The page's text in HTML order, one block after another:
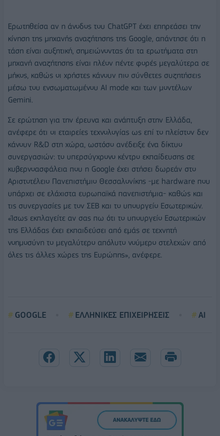
Ερωτηθείσα αν η άνοδος του ChatGPT έχει επηρεάσει την
κίνηση της μηχανής αναζήτησης της Google, απάντησε ότι η
τάση είναι αυξητική, σημειώνοντας ότι τα ερωτήματα στη
μηχανή αναζήτησης είναι πλέον πέντε φορές μεγαλύτερα σε
μήκος, καθώς οι χρήστες κάνουν πιο σύνθετες συζητήσεις
μέσω του ενσωματωμένου AI mode και των μοντέλων
Gemini.
Σε ερώτηση για την έρευνα και ανάπτυξη στην Ελλάδα,
ανέφερε ότι οι εταιρείες τεχνολογίας ως επί το πλείστον δεν
κάνουν R&D στη χώρα, ωστόσο ανέδειξε ένα δίκτυο
συνεργασιών: το υπερσύγχρονο κέντρο εκπαίδευσης σε
κυβερνοασφάλεια που η Google έχει στήσει δωρεάν στο
Αριστοτέλειο Πανεπιστήμιο Θεσσαλονίκης -με hardware που
υπάρχει σε ελάχιστα ευρωπαϊκά πανεπιστήμια- καθώς και
τις συνεργασίες με τον ΣΕΒ και το υπουργείο Εσωτερικών.
«Ίσως εκπλαγείτε αν σας πω ότι το υπουργείο Εσωτερικών
της Ελλάδας έχει εκπαιδεύσει από εμάς σε τεχνητή
νοημοσύνη το μεγαλύτερο απόλυτο νούμερο στελεχών από
όλες τις άλλες χώρες της Ευρώπης», ανέφερε.
GOOGLE ΕΛΛΗΝΙΚΕΣ ΕΠΙΧΕΙΡΗΣΕΙΣ AI